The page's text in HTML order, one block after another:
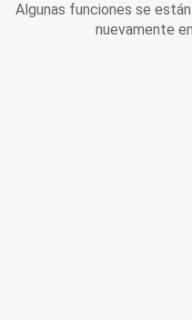
Algunas funciones se
nuevamente